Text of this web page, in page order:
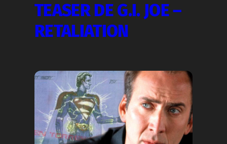
TEASER DE G.I. JOE –
RETALIATION